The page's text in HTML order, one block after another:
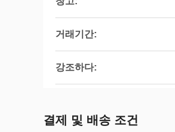
거래기간:
강조하다:
결제 및 배송 조건